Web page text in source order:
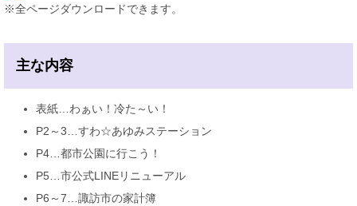
※全ページダウンロードできます。
主な内容
表紙…わぁい！冷た～い！
P2～3…すわ☆あゆみステーション
P4…都市公園に行こう！
P5…市公式LINEリニューアル
P6～7…諏訪市の家計簿